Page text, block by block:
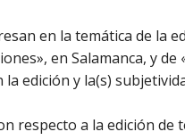
en la temática de la
en Salamanca, y de
edición y la(s)
respecto a la edición de